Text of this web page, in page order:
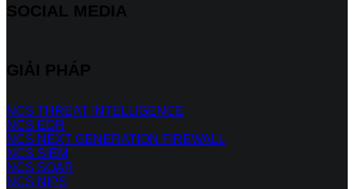
SOCIAL MEDIA
GIẢI PHÁP
NCS THREAT INTELLIGENCE
NCS EDR
NCS NEXT GENERATION FIREWALL
NCS SIEM
NCS SOAR
NCS NIPS